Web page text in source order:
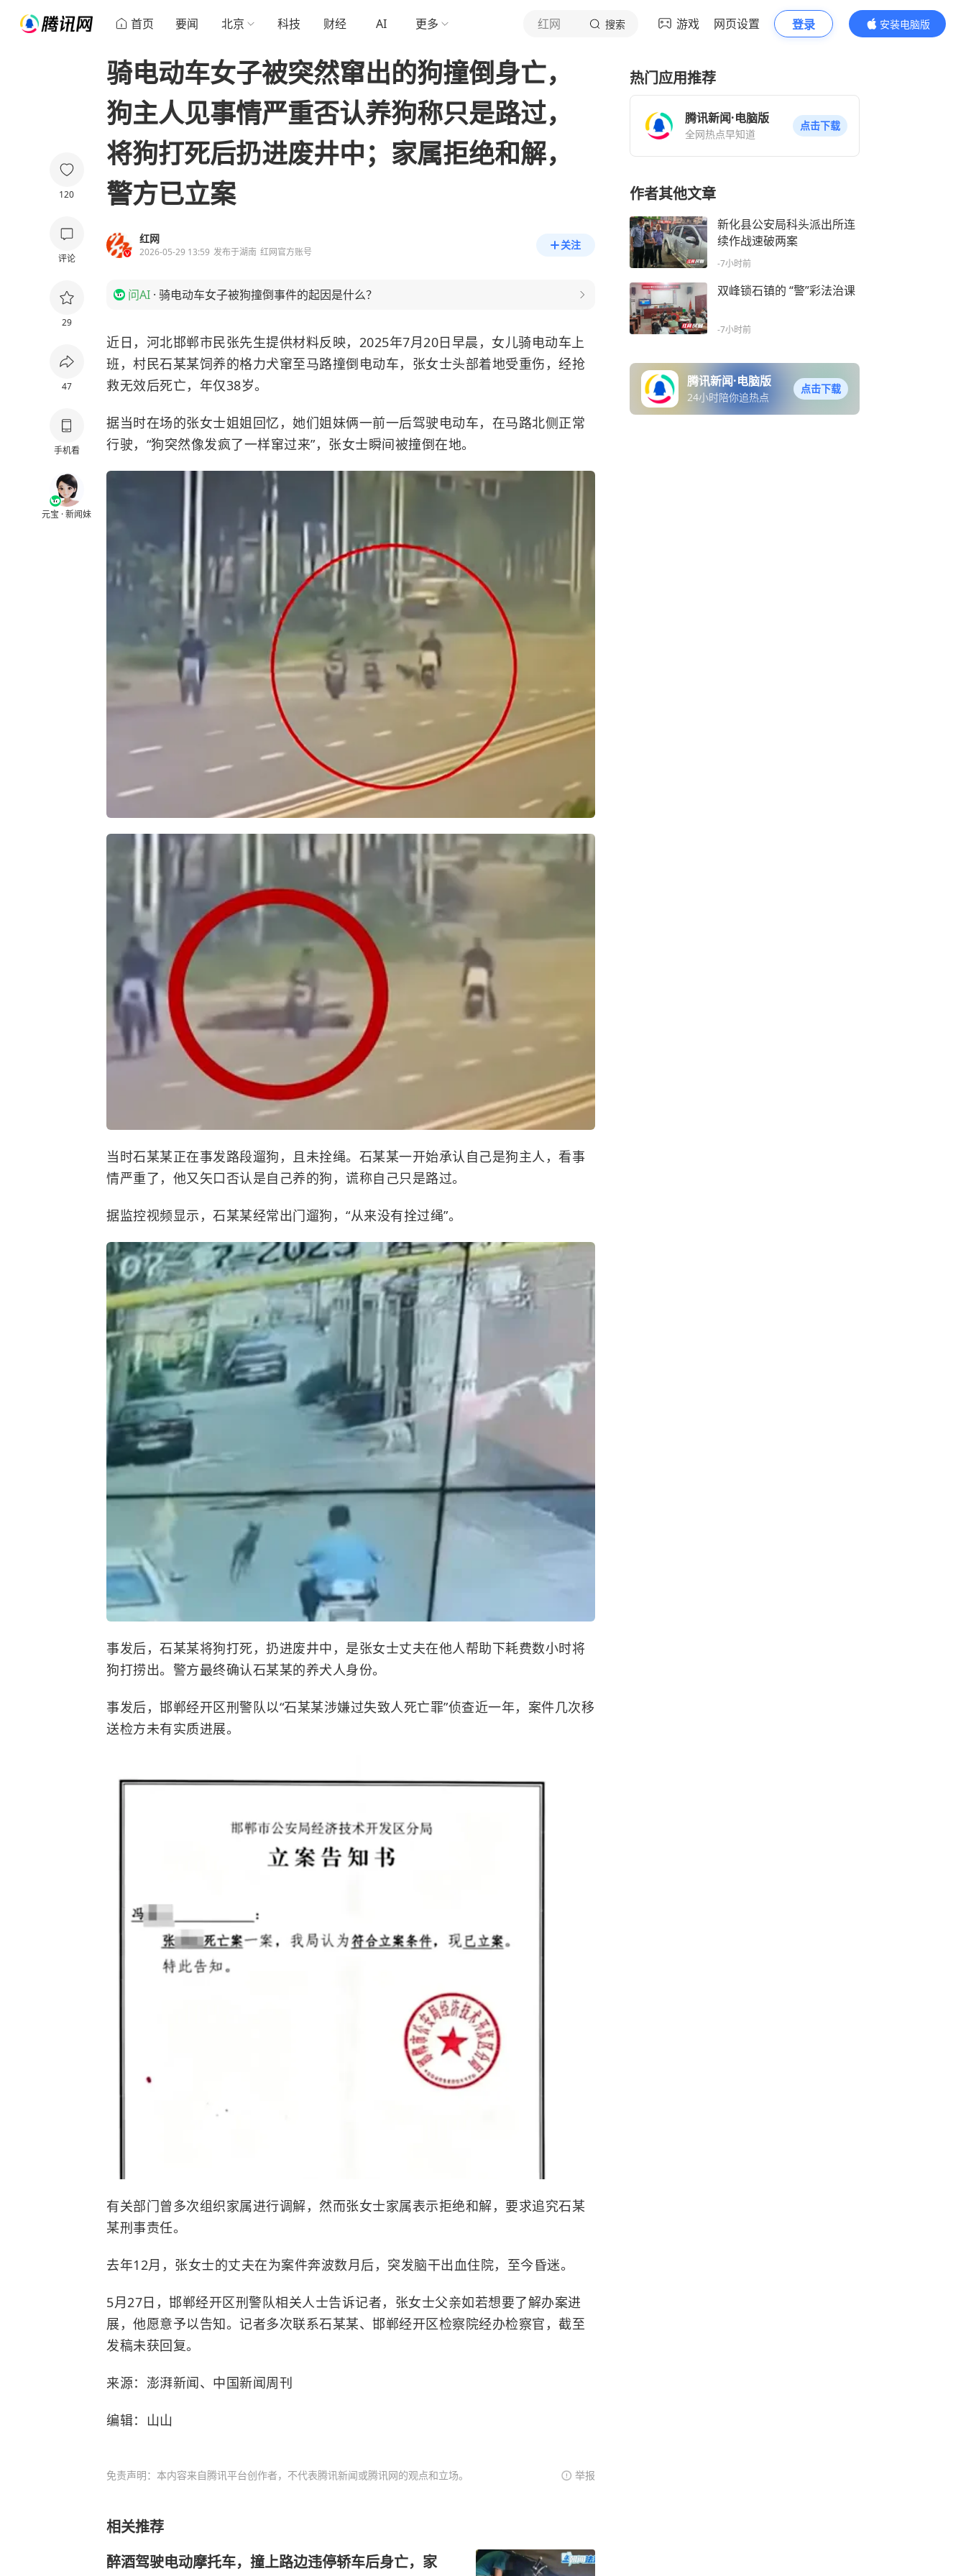
首页 要闻 北京 科技 财经 AI 更多 红网 搜索 游戏 网页设置 登录
安装电脑版
内容更精彩
120
评论
29
47
手机看
元宝 · 新闻妹
骑电动车女子被突然窜出的狗撞倒身亡，
狗主人见事情严重否认养狗称只是路过，
将狗打死后扔进废井中；家属拒绝和解，
警方已立案
红网
2026-05-29 13:59 发布于湖南 红网官方账号
关注
问AI · 骑电动车女子被狗撞倒事件的起因是什么？
近日，河北邯郸市民张先生提供材料反映，2025年7月20日早晨，女儿骑电动车上
班，村民石某某饲养的格力犬窜至马路撞倒电动车，张女士头部着地受重伤，经抢
救无效后死亡，年仅38岁。
据当时在场的张女士姐姐回忆，她们姐妹俩一前一后驾驶电动车，在马路北侧正常
行驶，“狗突然像发疯了一样窜过来”，张女士瞬间被撞倒在地。
当时石某某正在事发路段遛狗，且未拴绳。石某某一开始承认自己是狗主人，看事
情严重了，他又矢口否认是自己养的狗，谎称自己只是路过。
据监控视频显示，石某某经常出门遛狗，“从来没有拴过绳”。
事发后，石某某将狗打死，扔进废井中，是张女士丈夫在他人帮助下耗费数小时将
狗打捞出。警方最终确认石某某的养犬人身份。
事发后，邯郸经开区刑警队以“石某某涉嫌过失致人死亡罪”侦查近一年，案件几次移
送检方未有实质进展。
有关部门曾多次组织家属进行调解，然而张女士家属表示拒绝和解，要求追究石某
某刑事责任。
去年12月，张女士的丈夫在为案件奔波数月后，突发脑干出血住院，至今昏迷。
5月27日，邯郸经开区刑警队相关人士告诉记者，张女士父亲如若想要了解办案进
展，他愿意予以告知。记者多次联系石某某、邯郸经开区检察院经办检察官，截至
发稿未获回复。
来源：澎湃新闻、中国新闻周刊
编辑：山山
免责声明：本内容来自腾讯平台创作者，不代表腾讯新闻或腾讯网的观点和立场。 举报
相关推荐
醉酒驾驶电动摩托车，撞上路边违停轿车后身亡，家
热门应用推荐
腾讯新闻·电脑版
全网热点早知道
点击下载
作者其他文章
新化县公安局科头派出所连
续作战速破两案
-7小时前
双峰锁石镇的 “警”彩法治课
-7小时前
腾讯新闻·电脑版
24小时陪你追热点
点击下载